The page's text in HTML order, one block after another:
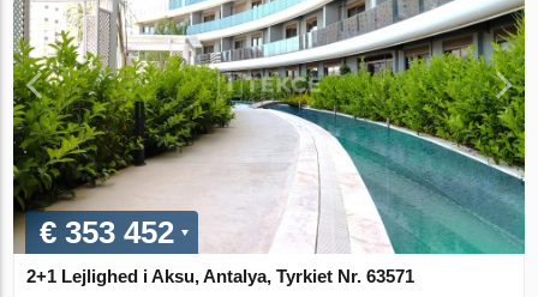
€ 353 452
2+1 Lejlighed i Aksu, Antalya, Tyrkiet Nr. 63571